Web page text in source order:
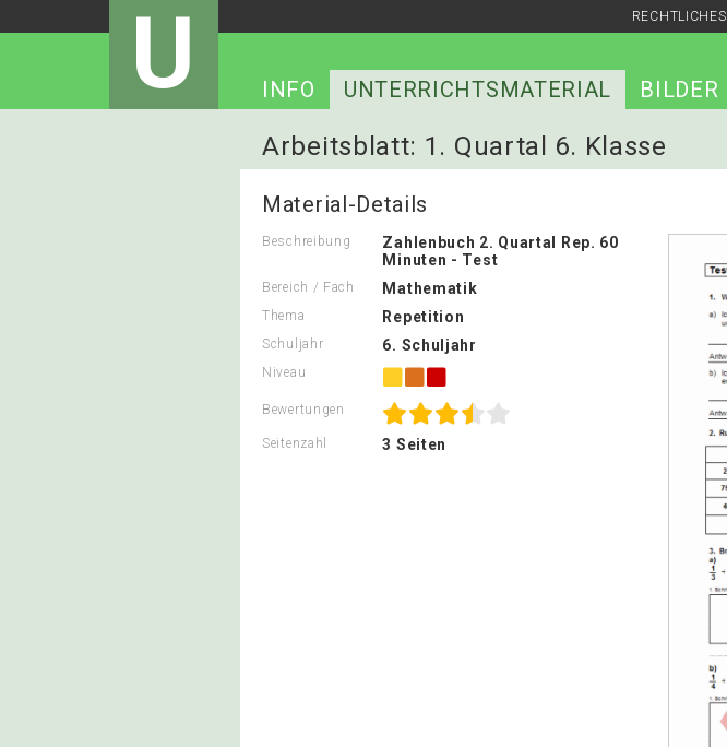
RECHTLICHES
U INFO UNTERRICHTSMATERIAL BILDER
Arbeitsblatt: 1. Quartal 6. Klasse
Material-Details
Beschreibung
Zahlenbuch 2. Quartal Rep. 60
Minuten - Test
Bereich / Fach Mathematik
Thema Repetition
Schuljahr 6. Schuljahr
Niveau
Bewertungen
Seitenzahl 3 Seiten